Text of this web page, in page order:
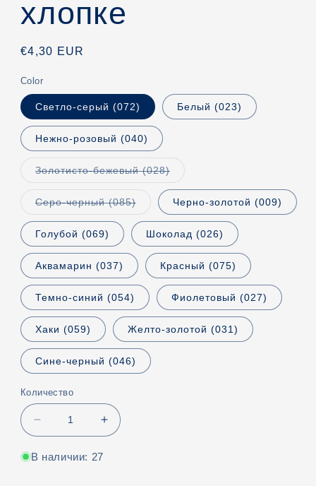
хлопке
Обычная
€4,30 EUR
Color
Светло-серый (072) Белый (023)
Нежно-розовый (040)
Золотисто-бежевый (028)Вариант
или
недоступен
Серо-черный (085)Вариант
распродан
или
недоступен
Черно-золотой (009)
Голубой (069) Шоколад (026)
Аквамарин (037) Красный (075)
Темно-синий (054) Фиолетовый (027)
Хаки (059) Желто-золотой (031)
Сине-черный (046)
Количество
Уменьшить
количество
Пайетки
Увеличить
количество
В наличии: 27